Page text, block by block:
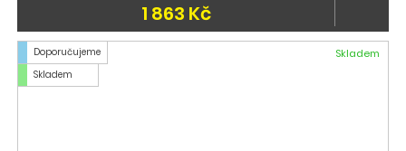
1 863 Kč
Doporučujeme
Skladem
Skladem